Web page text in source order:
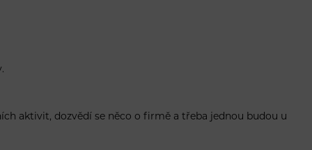
aktivit, dozvědí se něco o firmě a třeba jednou budou u